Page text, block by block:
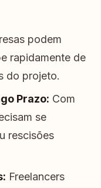
podem
rapidamente de
do projeto.
Prazo: Com
se
rescisões
Freelancers